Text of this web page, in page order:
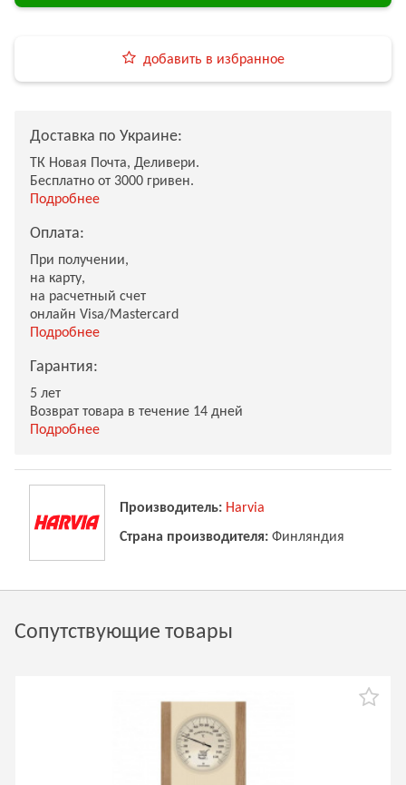
добавить в избранное
Доставка по Украине:
ТК Новая Почта, Деливери.
Бесплатно от 3000 гривен.
Подробнее
Оплата:
При получении,
на карту,
на расчетный счет
онлайн Visa/Mastercard
Подробнее
Гарантия:
5 лет
Возврат товара в течение 14 дней
Подробнее
Производитель: Harvia
Страна производителя: Финляндия
Сопутствующие товары